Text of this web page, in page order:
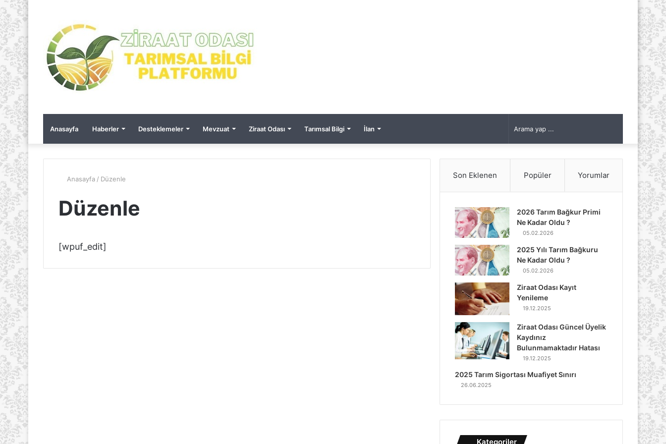
Anasayfa Haberler Desteklemeler Mevzuat Ziraat Odası Tarımsal Bilgi İlan Arama
yap
Anasayfa / Düzenle
Düzenle
[wpuf_edit]
Son Eklenen Popüler Yorumlar
2026 Tarım Bağkur Primi
Ne Kadar Oldu ?
05.02.2026
2025 Yılı Tarım Bağkuru
Ne Kadar Oldu ?
05.02.2026
Ziraat Odası Kayıt
Yenileme
19.12.2025
Ziraat Odası Güncel Üyelik
Kaydınız
Bulunmamaktadır Hatası
19.12.2025
2025 Tarım Sigortası Muafiyet Sınırı
26.06.2025
Kategoriler